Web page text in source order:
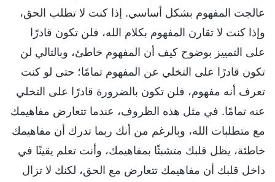
عالجت المفهوم بشكل أساسي. إذا كنت لا تطلب الحق،
وإذا كنت لا تقارن المفهوم بكلام الله، فلن تكون قادرًا
على التمييز بوضوح كيف أن المفهوم خاطئ، وبالتالي لن
تكون قادرًا على التخلي عن المفهوم تمامًا؛ حتى لو كنت
تعرف أنه مفهوم، فلن تكون بالضرورة قادرًا على التخلي
عنه تمامًا. في مثل هذه الظروف، عندما تتعارض مفاهيمك
مع متطلبات الله، وبالرغم من أنك ربما تدرك أن مفاهيمك
خاطئة، يظل قلبك متشبثًا بمفاهيمك، وأنت تعلم يقينًا في
داخل قلبك أن مفاهيمك تتعارض مع الحق، لكنك لا تزال